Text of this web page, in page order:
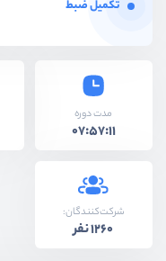
تکمیل ضبط
مدت دوره
07:57:11
شرکت‌کنندگان:
1260 نفر